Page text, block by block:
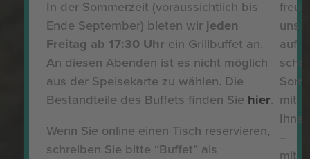
In der Sommerzeit (voraussichtlich bis
Ende September) bieten wir jeden
Freitag ab 17:30 Uhr ein Grillbuffet an.
An diesen Abenden ist es nicht möglich
aus der Speisekarte zu wählen. Die
Bestandteile des Buffets finden Sie hier.
Wenn Sie online einen Tisch reservieren,
schreiben Sie bitte “Buffet” als
uns
auf
mit
–
mit